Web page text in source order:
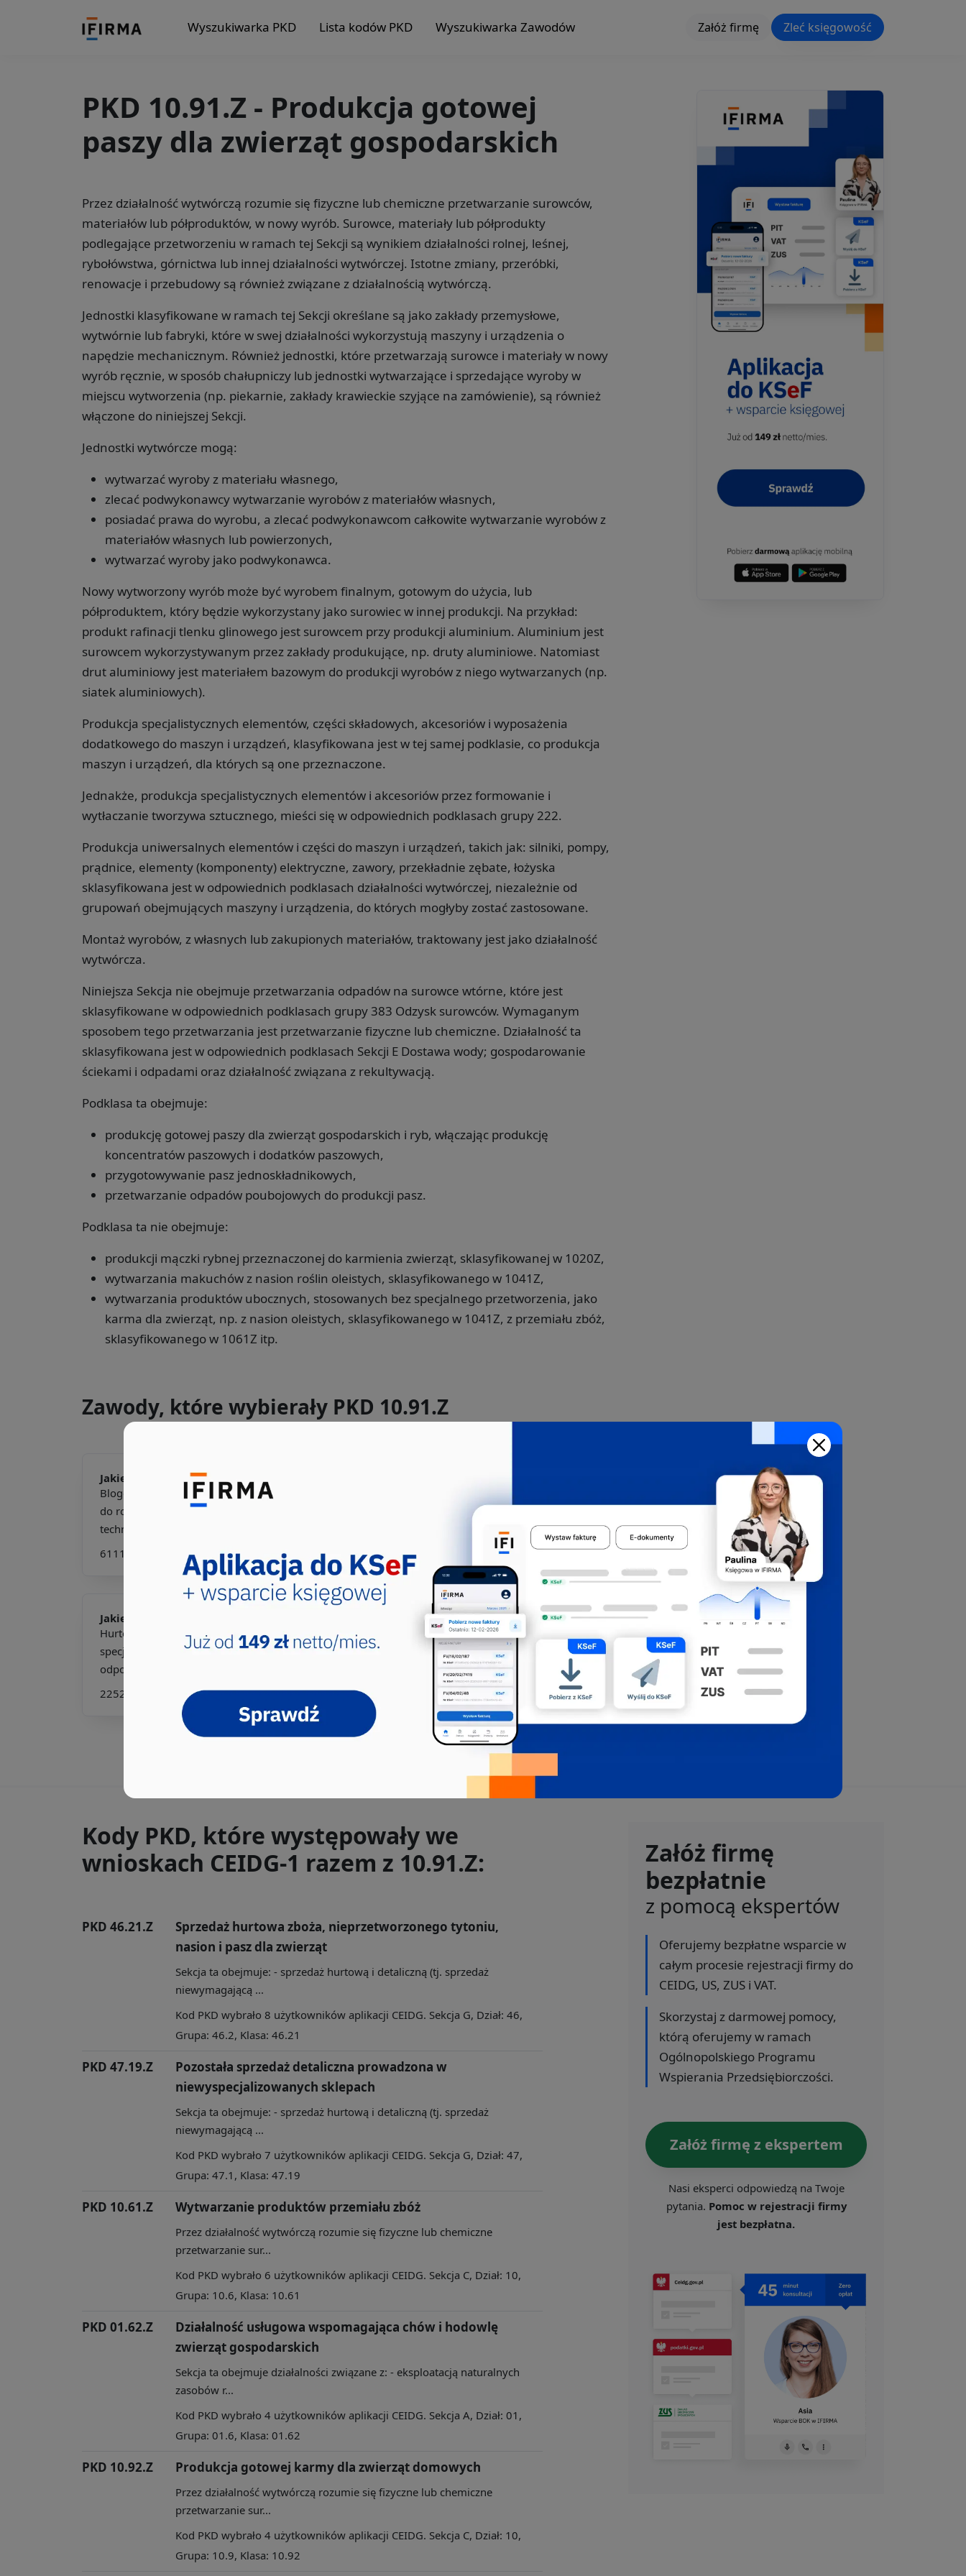
Wyszukiwarka PKD Lista kodów PKD Wyszukiwarka Zawodów Załóż firmę Zleć księgowość
PKD 10.91.Z - Produkcja gotowej
paszy dla zwierząt gospodarskich
Przez działalność wytwórczą rozumie się fizyczne lub chemiczne przetwarzanie surowców,
materiałów lub półproduktów, w nowy wyrób. Surowce, materiały lub półprodukty
podlegające przetworzeniu w ramach tej Sekcji są wynikiem działalności rolnej, leśnej,
rybołówstwa, górnictwa lub innej działalności wytwórczej. Istotne zmiany, przeróbki,
renowacje i przebudowy są również związane z działalnością wytwórczą.
Jednostki klasyfikowane w ramach tej Sekcji określane są jako zakłady przemysłowe,
wytwórnie lub fabryki, które w swej działalności wykorzystują maszyny i urządzenia o
napędzie mechanicznym. Również jednostki, które przetwarzają surowce i materiały w nowy
wyrób ręcznie, w sposób chałupniczy lub jednostki wytwarzające i sprzedające wyroby w
miejscu wytworzenia (np. piekarnie, zakłady krawieckie szyjące na zamówienie), są również
włączone do niniejszej Sekcji.
Jednostki wytwórcze mogą:
wytwarzać wyroby z materiału własnego,
zlecać podwykonawcy wytwarzanie wyrobów z materiałów własnych,
posiadać prawa do wyrobu, a zlecać podwykonawcom całkowite wytwarzanie wyrobów z
materiałów własnych lub powierzonych,
wytwarzać wyroby jako podwykonawca.
Nowy wytworzony wyrób może być wyrobem finalnym, gotowym do użycia, lub
półproduktem, który będzie wykorzystany jako surowiec w innej produkcji. Na przykład:
produkt rafinacji tlenku glinowego jest surowcem przy produkcji aluminium. Aluminium jest
surowcem wykorzystywanym przez zakłady produkujące, np. druty aluminiowe. Natomiast
drut aluminiowy jest materiałem bazowym do produkcji wyrobów z niego wytwarzanych (np.
siatek aluminiowych).
Produkcja specjalistycznych elementów, części składowych, akcesoriów i wyposażenia
dodatkowego do maszyn i urządzeń, klasyfikowana jest w tej samej podklasie, co produkcja
maszyn i urządzeń, dla których są one przeznaczone.
Jednakże, produkcja specjalistycznych elementów i akcesoriów przez formowanie i
wytłaczanie tworzywa sztucznego, mieści się w odpowiednich podklasach grupy 222.
Produkcja uniwersalnych elementów i części do maszyn i urządzeń, takich jak: silniki, pompy,
prądnice, elementy (komponenty) elektryczne, zawory, przekładnie zębate, łożyska
sklasyfikowana jest w odpowiednich podklasach działalności wytwórczej, niezależnie od
grupowań obejmujących maszyny i urządzenia, do których mogłyby zostać zastosowane.
Montaż wyrobów, z własnych lub zakupionych materiałów, traktowany jest jako działalność
wytwórcza.
Niniejsza Sekcja nie obejmuje przetwarzania odpadów na surowce wtórne, które jest
sklasyfikowane w odpowiednich podklasach grupy 383 Odzysk surowców. Wymaganym
sposobem tego przetwarzania jest przetwarzanie fizyczne lub chemiczne. Działalność ta
sklasyfikowana jest w odpowiednich podklasach Sekcji E Dostawa wody; gospodarowanie
ściekami i odpadami oraz działalność związana z rekultywacją.
Podklasa ta obejmuje:
produkcję gotowej paszy dla zwierząt gospodarskich i ryb, włączając produkcję
koncentratów paszowych i dodatków paszowych,
przygotowywanie pasz jednoskładnikowych,
przetwarzanie odpadów poubojowych do produkcji pasz.
Podklasa ta nie obejmuje:
produkcji mączki rybnej przeznaczonej do karmienia zwierząt, sklasyfikowanej w 1020Z,
wytwarzania makuchów z nasion roślin oleistych, sklasyfikowanego w 1041Z,
wytwarzania produktów ubocznych, stosowanych bez specjalnego przetworzenia, jako
karma dla zwierząt, np. z nasion oleistych, sklasyfikowanego w 1041Z, z przemiału zbóż,
sklasyfikowanego w 1061Z itp.
Zawody, które wybierały PKD 10.91.Z
Jakie pkd -
Bloger rolniczy
Bloger rolniczy to osoba, która łączy pasję
do rolnictwa z umiejętnościami pisarskimi i
technologicz...
611104
612102 612201
Technolog żywności to specjalista, który
odgrywa kluczową rolę w branży
spożywczej, szczególnie w pr...
314490 751290
817114
Jakie pkd -
Hurtownik pasz dla zwierząt to kluczowy
specjalista w branży rolniczej,
odpowiedzialny za sprzedaż h...
225213
516411516490612101
Jakie pkd -Producent pasz dla zwierząt
Producent pasz dla zwierząt to kluczowy
zawód w branży rolniczej, który odgrywa
istotną rolę w zapew...
612106612107612903 613002
818902
Kody PKD, które występowały we
wnioskach CEIDG-1 razem z 10.91.Z:
PKD 46.21.Z
Sprzedaż hurtowa zboża, nieprzetworzonego tytoniu,
nasion i pasz dla zwierząt
Sekcja ta obejmuje: - sprzedaż hurtową i detaliczną (tj. sprzedaż
niewymagającą ...
Kod PKD wybrało 8 użytkowników aplikacji CEIDG. Sekcja G, Dział: 46,
Grupa: 46.2, Klasa: 46.21
PKD 47.19.Z
Pozostała sprzedaż detaliczna prowadzona w
niewyspecjalizowanych sklepach
Sekcja ta obejmuje: - sprzedaż hurtową i detaliczną (tj. sprzedaż
niewymagającą ...
Kod PKD wybrało 7 użytkowników aplikacji CEIDG. Sekcja G, Dział: 47,
Grupa: 47.1, Klasa: 47.19
PKD 10.61.Z Wytwarzanie produktów przemiału zbóż
Przez działalność wytwórczą rozumie się fizyczne lub chemiczne
przetwarzanie sur...
Kod PKD wybrało 6 użytkowników aplikacji CEIDG. Sekcja C, Dział: 10,
Grupa: 10.6, Klasa: 10.61
PKD 01.62.Z
Działalność usługowa wspomagająca chów i hodowlę
zwierząt gospodarskich
Sekcja ta obejmuje działalności związane z: - eksploatacją naturalnych
zasobów r...
Kod PKD wybrało 4 użytkowników aplikacji CEIDG. Sekcja A, Dział: 01,
Grupa: 01.6, Klasa: 01.62
PKD 10.92.Z Produkcja gotowej karmy dla zwierząt domowych
Przez działalność wytwórczą rozumie się fizyczne lub chemiczne
przetwarzanie sur...
Kod PKD wybrało 4 użytkowników aplikacji CEIDG. Sekcja C, Dział: 10,
Grupa: 10.9, Klasa: 10.92
Załóż firmę
bezpłatnie
z pomocą ekspertów
Oferujemy bezpłatne wsparcie w
całym procesie rejestracji firmy do
CEIDG, US, ZUS i VAT.
Skorzystaj z darmowej pomocy,
którą oferujemy w ramach
Ogólnopolskiego Programu
Wspierania Przedsiębiorczości.
Załóż firmę z ekspertem
Nasi eksperci odpowiedzą na Twoje
pytania. Pomoc w rejestracji firmy
jest bezpłatna.